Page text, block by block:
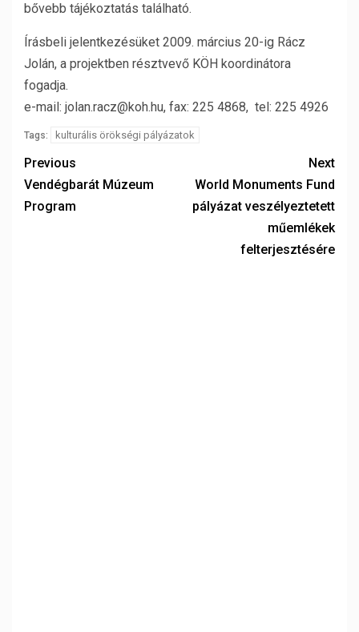
bővebb tájékoztatás található.
Írásbeli jelentkezésüket 2009. március 20-ig Rácz
Jolán, a projektben résztvevő KÖH koordinátora
fogadja.
e-mail: jolan.racz@koh.hu, fax: 225 4868, tel: 225 4926
Tags: kulturális örökségi pályázatok
Previous
Vendégbarát Múzeum
Program
Next
World Monuments Fund
pályázat veszélyeztetett
műemlékek
felterjesztésére